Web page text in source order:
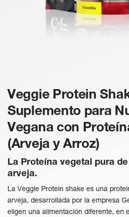
Veggie Protein
Suplemento para
Vegana con
(Arveja y Arroz)
La Proteína vegetal pura
arveja.
La Veggie Protein shake es una
arveja, desarrollada por la empresa
eligen una alimentación diferente, en